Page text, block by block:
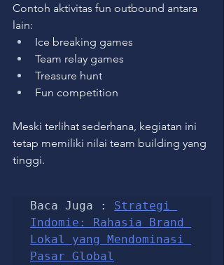
Contoh aktivitas fun outbound antara
lain:
Ice breaking games
Team relay games
Treasure hunt
Fun competition
Meski terlihat sederhana, kegiatan ini
tetap memiliki nilai team building yang
tinggi.
Baca Juga : Strategi
Indomie: Rahasia Brand
Lokal yang Mendominasi
Pasar Global